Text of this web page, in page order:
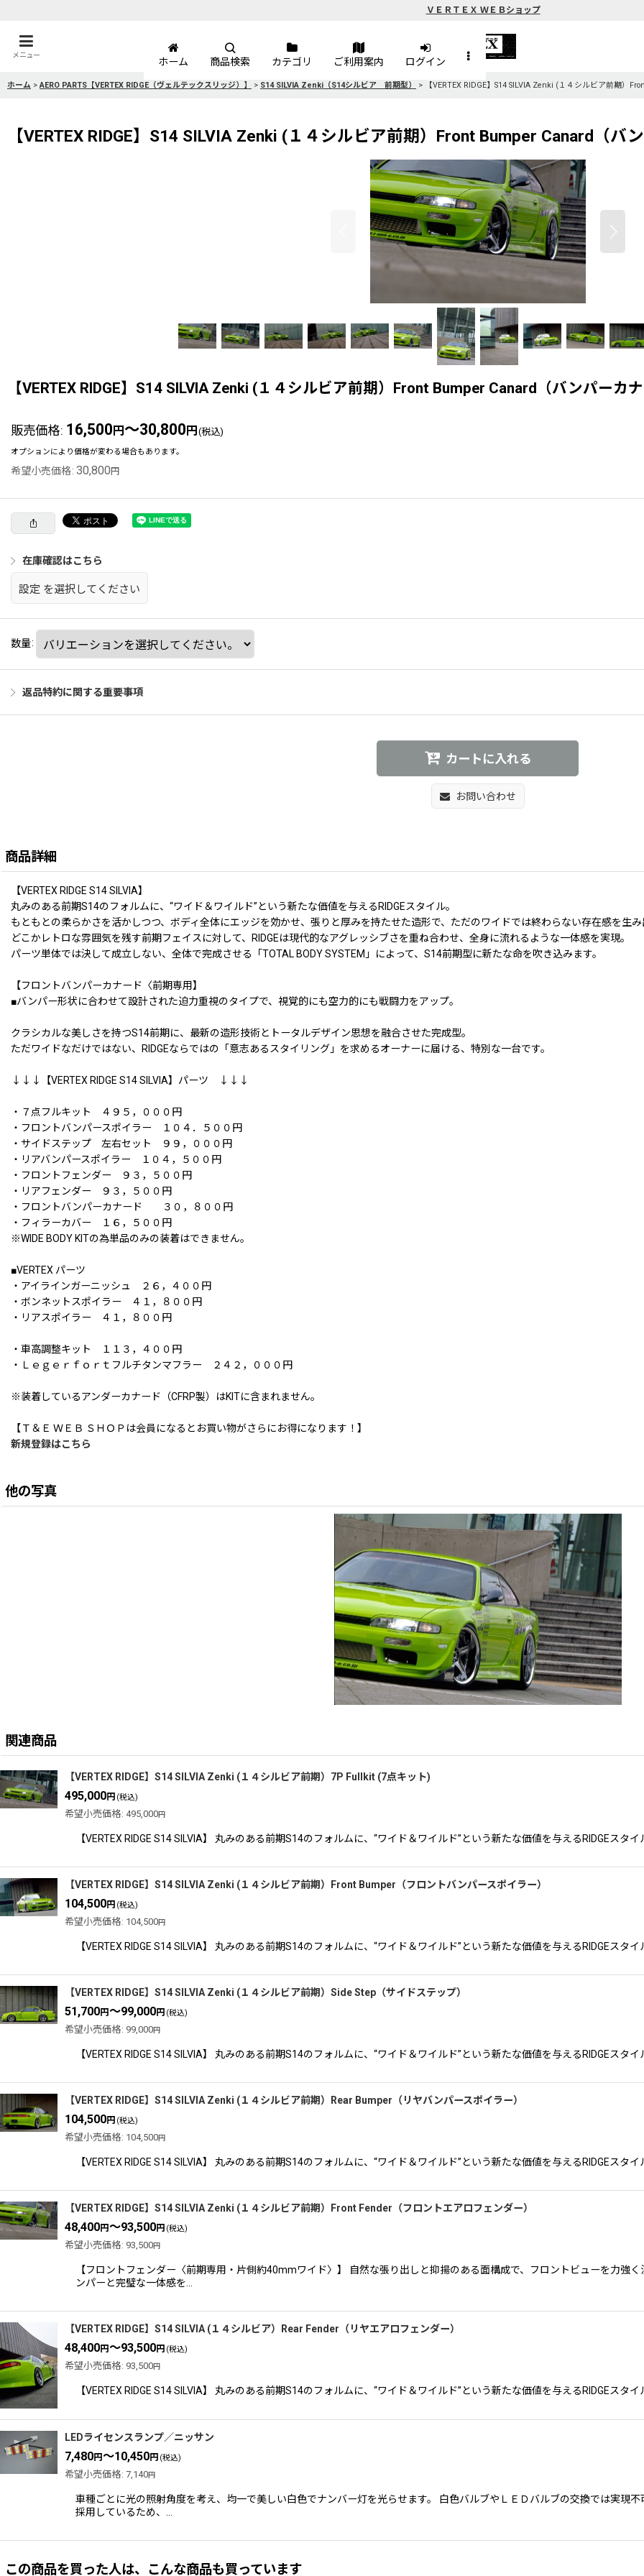
ＶＥＲＴＥＸ ＷＥＢショップ
メニュー
ホーム 商品検索 カテゴリ ご利用案内 ログイン
ホーム > AERO PARTS【VERTEX RIDGE（ヴェルテックスリッジ）】 > S14 SILVIA Zenki（S14シルビア 前期型） > 【VERTEX RIDGE】S14 SILVIA Zenki (１４シルビア前期）
【VERTEX RIDGE】S14 SILVIA Zenki (１４シルビア前期）Front Bumper Canard（バ
【VERTEX RIDGE】S14 SILVIA Zenki (１４シルビア前期）Front Bumper Canard（バンパーカナ
販売価格: 16,500 円 ～30,800 円 (税込)
オプションにより価格が変わる場合もあります。
希望小売価格: 30,800円
在庫確認はこちら
設定 を選択してください
数量:
返品特約に関する重要事項
カートに入れる
お問い合わせ
商品詳細
【VERTEX RIDGE S14 SILVIA】
丸みのある前期S14のフォルムに、“ワイド＆ワイルド”という新たな価値を与えるRIDGEスタイル。
もともとの柔らかさを活かしつつ、ボディ全体にエッジを効かせ、張りと厚みを持たせた造形で、ただのワイドでは終わらない存在感を生み
どこかレトロな雰囲気を残す前期フェイスに対して、RIDGEは現代的なアグレッシブさを重ね合わせ、全身に流れるような一体感を実現。
パーツ単体では決して成立しない、全体で完成させる「TOTAL BODY SYSTEM」によって、S14前期型に新たな命を吹き込みます。
【フロントバンパーカナード〈前期専用】
■バンパー形状に合わせて設計された迫力重視のタイプで、視覚的にも空力的にも戦闘力をアップ。
クラシカルな美しさを持つS14前期に、最新の造形技術とトータルデザイン思想を融合させた完成型。
ただワイドなだけではない、RIDGEならではの「意志あるスタイリング」を求めるオーナーに届ける、特別な一台です。
↓↓↓【VERTEX RIDGE S14 SILVIA】パーツ ↓↓↓
・７点フルキット ４９５，０００円
・フロントバンパースポイラー １０４．５００円
・サイドステップ 左右セット ９９，０００円
・リアバンパースポイラー １０４，５００円
・フロントフェンダー ９３，５００円
・リアフェンダー ９３，５００円
・フロントバンパーカナード ３０，８００円
・フィラーカバー １６，５００円
※WIDE BODY KITの為単品のみの装着はできません。
■VERTEX パーツ
・アイラインガーニッシュ ２６，４００円
・ボンネットスポイラー ４１，８００円
・リアスポイラー ４１，８００円
・車高調整キット １１３，４００円
・Ｌｅｇｅｒｆｏｒｔフルチタンマフラー ２４２，０００円
※装着しているアンダーカナード（CFRP製）はKITに含まれません。
【Ｔ＆Ｅ ＷＥＢ ＳＨＯＰは会員になるとお買い物がさらにお得になります！】
新規登録はこちら
他の写真
関連商品
【VERTEX RIDGE】S14 SILVIA Zenki (１４シルビア前期）7P Fullkit (7点キット)
495,000円 (税込)
希望小売価格: 495,000円
【VERTEX RIDGE S14 SILVIA】 丸みのある前期S14のフォルムに、“ワイド＆ワイルド”という新たな価値を与えるRIDGEスタ
【VERTEX RIDGE】S14 SILVIA Zenki (１４シルビア前期）Front Bumper（フロントバンパースポイラー）
104,500円 (税込)
希望小売価格: 104,500円
【VERTEX RIDGE S14 SILVIA】 丸みのある前期S14のフォルムに、“ワイド＆ワイルド”という新たな価値を与えるRIDGEスタ
【VERTEX RIDGE】S14 SILVIA Zenki (１４シルビア前期）Side Step（サイドステップ）
51,700円～99,000円 (税込)
希望小売価格: 99,000円
【VERTEX RIDGE S14 SILVIA】 丸みのある前期S14のフォルムに、“ワイド＆ワイルド”という新たな価値を与えるRIDGEスタ
【VERTEX RIDGE】S14 SILVIA Zenki (１４シルビア前期）Rear Bumper（リヤバンパースポイラー）
104,500円 (税込)
希望小売価格: 104,500円
【VERTEX RIDGE S14 SILVIA】 丸みのある前期S14のフォルムに、“ワイド＆ワイルド”という新たな価値を与えるRIDGEスタ
【VERTEX RIDGE】S14 SILVIA Zenki (１４シルビア前期）Front Fender（フロントエアロフェンダー）
48,400円～93,500円 (税込)
希望小売価格: 93,500円
【フロントフェンダー〈前期専用・片側約40mmワイド〉】 自然な張り出しと抑揚のある面構成で、フロントビューを力強
ンパーと完璧な一体感を…
【VERTEX RIDGE】S14 SILVIA (１４シルビア）Rear Fender（リヤエアロフェンダー）
48,400円～93,500円 (税込)
希望小売価格: 93,500円
【VERTEX RIDGE S14 SILVIA】 丸みのある前期S14のフォルムに、“ワイド＆ワイルド”という新たな価値を与えるRIDGEスタ
LEDライセンスランプ／ニッサン
7,480円～10,450円 (税込)
希望小売価格: 7,140円
車種ごとに光の照射角度を考え、均一で美しい白色でナンバー灯を光らせます。 白色バルブやＬＥＤバルブの交換では実現
採用しているため、…
この商品を買った人は、こんな商品も買っています